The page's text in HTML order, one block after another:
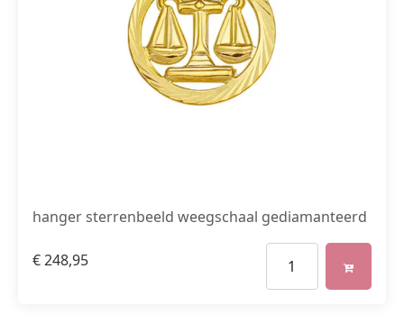
hanger sterrenbeeld weegschaal gediamanteerd
€248,95